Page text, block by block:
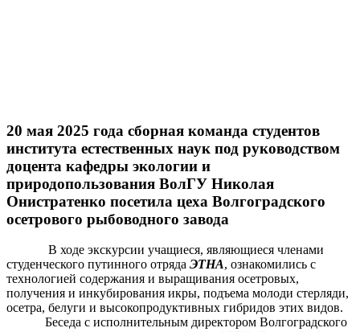
20 мая 2025 года сборная команда студентов
института естественных наук под руководством
доцента кафедры экологии и
природопользования ВолГУ Николая
Онистратенко посетила цеха Волгоградского
осетрового рыбоводного завода
В ходе экскурсии учащиеся, являющиеся членами
студенческого путинного отряда ЭТНА, ознакомились с
технологией содержания и выращивания осетровых,
получения и инкубирования икры, подъема молоди стерляди,
осетра, белуги и высокопродуктивных гибридов этих видов.
Беседа с исполнительным директором Волгоградского